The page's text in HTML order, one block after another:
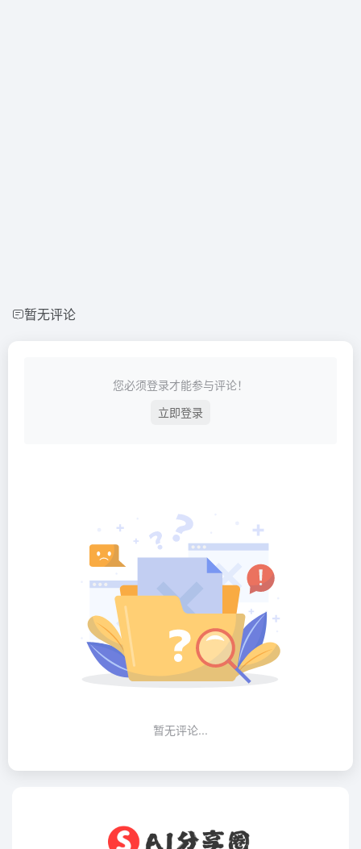
暂无评论
您必须登录才能参与评论！
立即登录
暂无评论...